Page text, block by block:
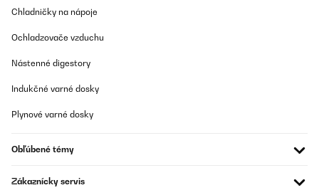
Chladničky na nápoje
Ochladzovače vzduchu
Nástenné digestory
Indukčné varné dosky
Plynové varné dosky
Obľúbené témy
Zákaznícky servis